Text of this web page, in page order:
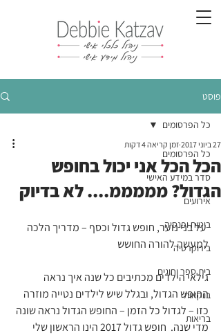
פוסט
כל הפרסומים
סדר במידע האישי
אירועים
ביטוח ופנסיה
בירוקרטיה
בית ספר וחוגים
בנקאות
בריאות
כל הפרסומים
הכל הכל אני יכול בחופש
הגדול? מממממ.... לא בדיוק
27 ביוני 2017 זמן קריאה 4 דקות
על בני נוער, חופש גדול וכסף – מדריך הלכה
למעשה להורה החושש
גילאי הילדים מכתיבים כל שנה איך נראה
החופש הגדול, ובגלל שיש לילדים נטייה מוזרה
כזו – לגדול כל הזמן – החופש הגדול נראה שונה
מדי שנה.  חופש גדול 2017 הינו הראשון שלי